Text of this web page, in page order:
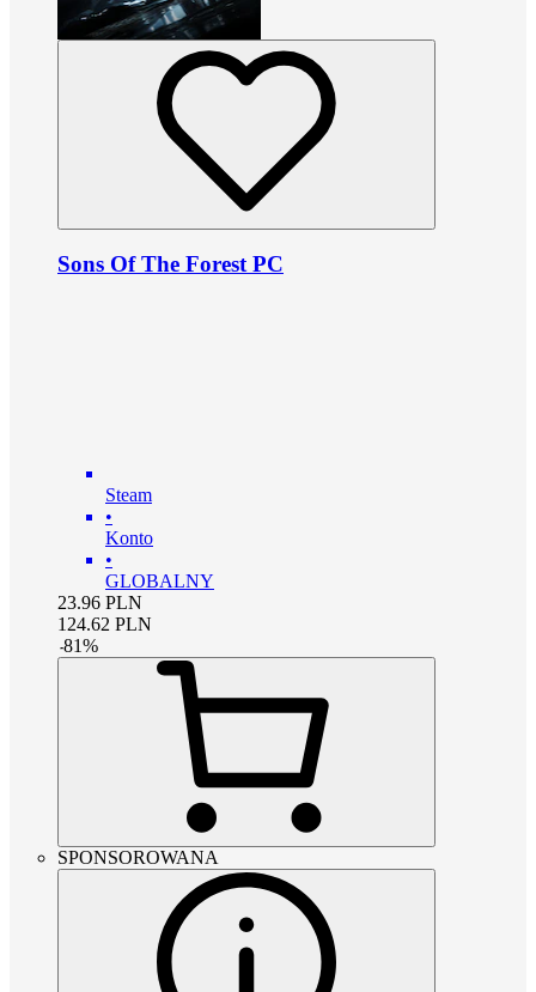
Sons Of The Forest PC
Steam
•
Konto
•
GLOBALNY
23.96 PLN
124.62 PLN
-81%
SPONSOROWANA